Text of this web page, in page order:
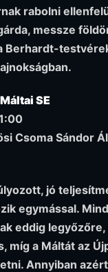
rabolni
messze
Berhardt-
SE
Csoma Sándor
jó
egymással.
eddig legyőzőre,
míg a Máltát az
Annyiban